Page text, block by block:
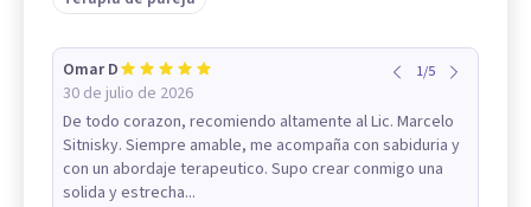
Omar D
30 de julio de 2026
1/5
De todo corazon, recomiendo altamente al Lic. Marcelo
Sitnisky. Siempre amable, me acompaña con sabiduria y
con un abordaje terapeutico. Supo crear conmigo una
solida y estrecha...